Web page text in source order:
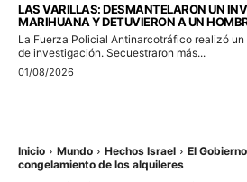
LAS VARILLAS: DESMANTELARON UN
MARIHUANA Y DETUVIERON A UN
La Fuerza Policial Antinarcotráfico realizó
de investigación. Secuestraron más...
01/08/2026